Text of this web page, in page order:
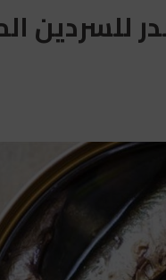
للسردين